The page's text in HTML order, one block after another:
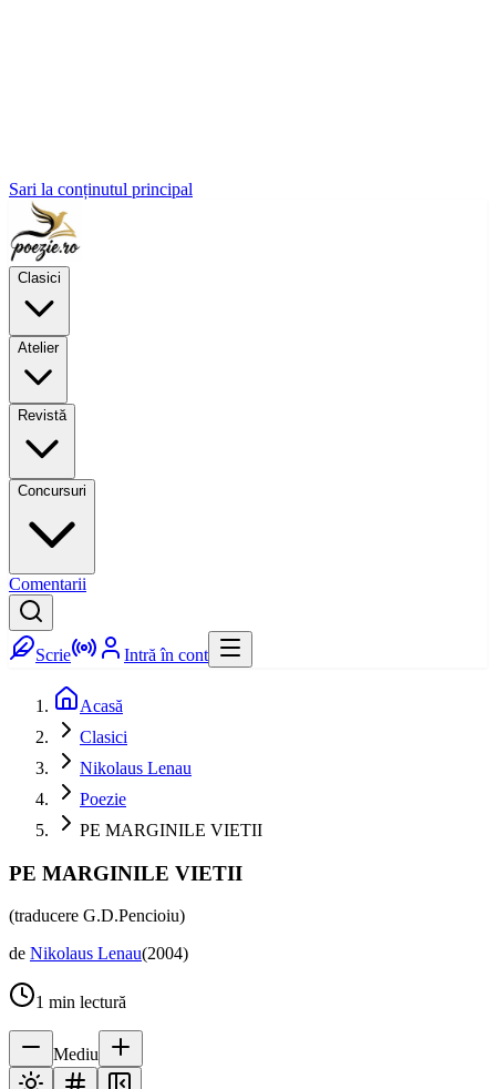
Sari la conținutul principal
Clasici
Atelier
Revistă
Concursuri
Comentarii
Scrie Intră în cont
Acasă
Clasici
Nikolaus Lenau
Poezie
PE MARGINILE VIETII
PE MARGINILE VIETII
(traducere G.D.Pencioiu)
de Nikolaus Lenau(2004)
1 min lectură
Mediu